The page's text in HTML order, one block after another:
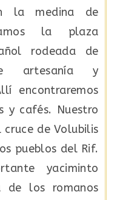
la medina de
la plaza
rodeada de
artesanía y
encontraremos
y cafés. Nuestro
de Volubilis
pueblos del Rif.
yaciminto
de los romanos